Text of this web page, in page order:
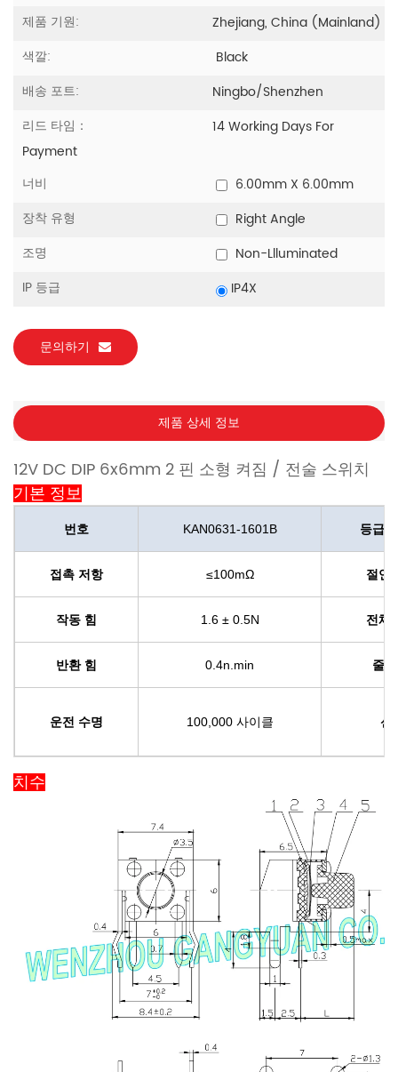
제품 기원:
Zhejiang, China (Mainland)
색깔:
Black
배송 포트:
Ningbo/Shenzhen
리드 타임：
14 Working Days For
Payment
너비
6.00mm X 6.00mm
장착 유형
Right Angle
조명
Non-Llluminated
IP 등급
IP4X
문의하기
제품 상세 정보
12V DC DIP 6x6mm 2 핀 소형 켜짐 / 전술 스위치
기본 정보
번호 KAN0631-1601B 등급
접촉 저항 ≤100mΩ 절연
작동 힘 1.6 ± 0.5N 전체
반환 힘 0.4n.min 줄기
운전 수명 100,000 사이클 신
치수